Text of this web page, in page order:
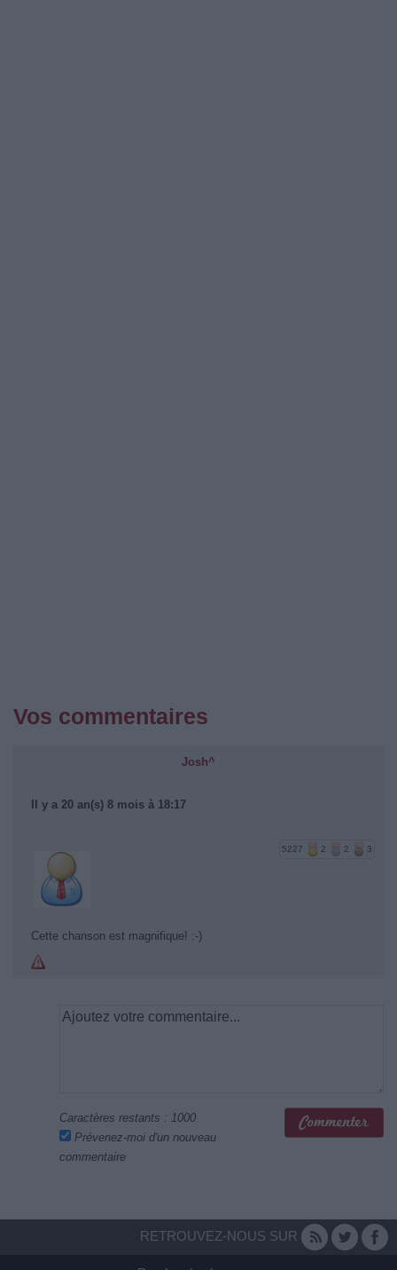
Vos commentaires
Josh^
Il y a 20 an(s) 8 mois à 18:17
5227 2 2 3
Cette chanson est magnifique! :-)
Caractères restants : 1000
Prévenez-moi d'un nouveau
commentaire
RETROUVEZ-NOUS SUR